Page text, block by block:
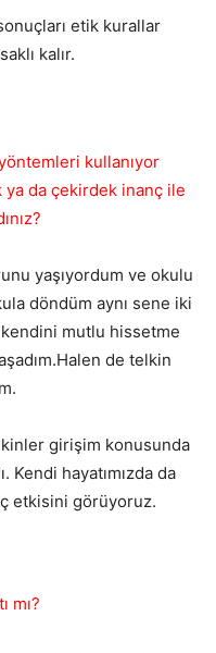
etik kurallar
kalır.
kullanıyor
da çekirdek inanç ile
yaşıyordum ve okulu
döndüm aynı sene iki
mutlu hissetme
de telkin
girişim konusunda
Kendi hayatımızda da
etkisini görüyoruz.
mı?